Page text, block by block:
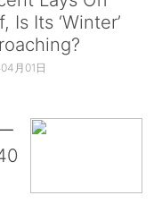
Is Its ‘Winter’
月01日